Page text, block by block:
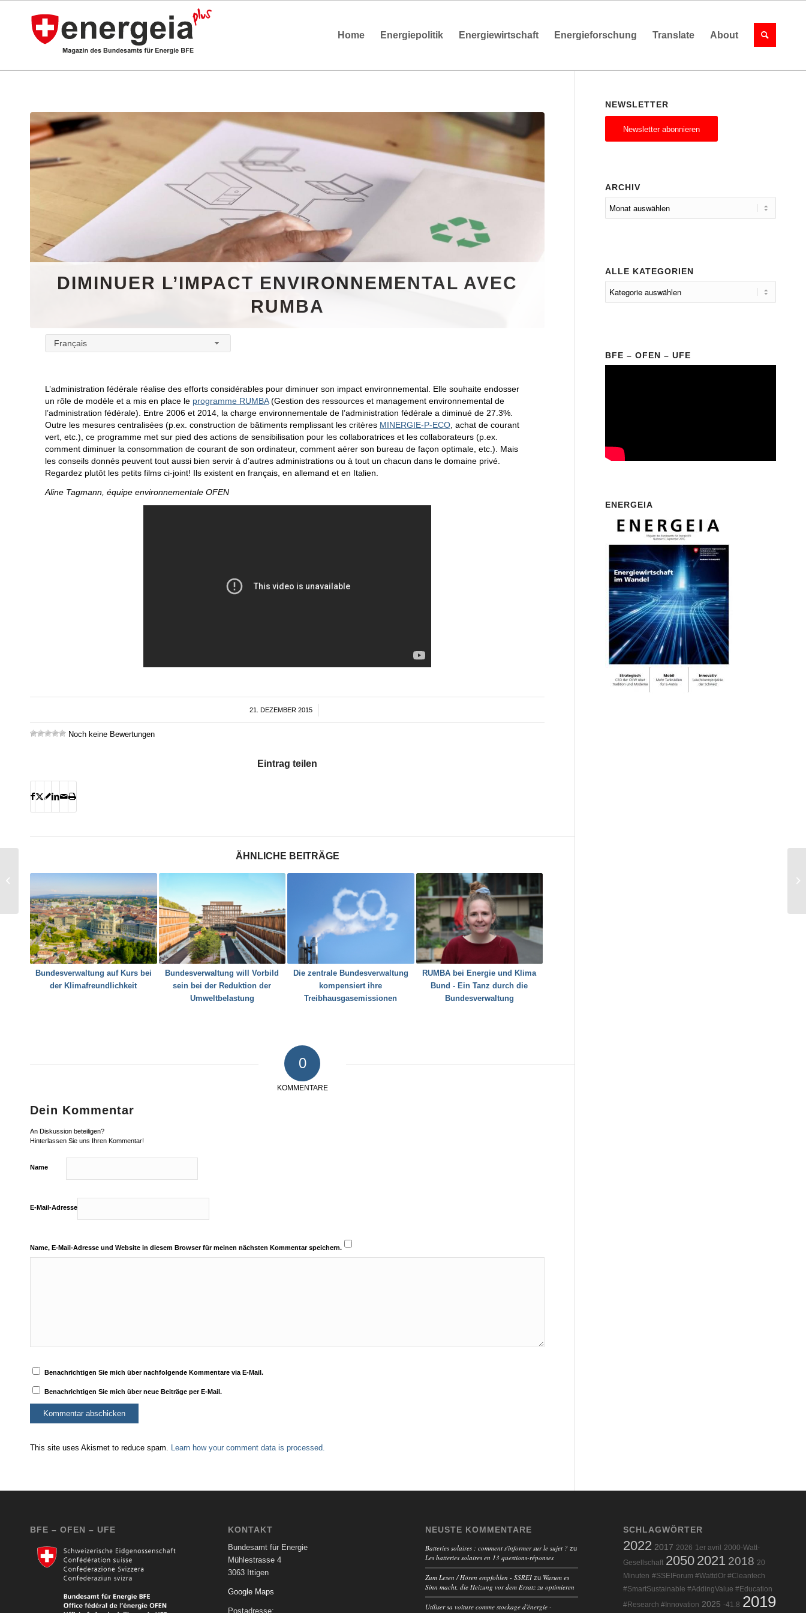
Home Energiepolitik Energiewirtschaft Energieforschung Translate About
DIMINUER L’IMPACT ENVIRONNEMENTAL AVEC
RUMBA
Français
L’administration fédérale réalise des efforts considérables pour diminuer son impact environnemental. Elle souhaite endosser
un rôle de modèle et a mis en place le programme RUMBA(Gestion des ressources et management environnemental de
l’administration fédérale). Entre 2006 et 2014, la charge environnementale de l’administration fédérale a diminué de 27.3%.
Outre les mesures centralisées (p.ex. construction de bâtiments remplissant les critères MINERGIE-P-ECO, achat de courant
vert, etc.), ce programme met sur pied des actions de sensibilisation pour les collaboratrices et les collaborateurs (p.ex.
comment diminuer la consommation de courant de son ordinateur, comment aérer son bureau de façon optimale, etc.). Mais
les conseils donnés peuvent tout aussi bien servir à d’autres administrations ou à tout un chacun dans le domaine privé.
Regardez plutôt les petits films ci-joint! Ils existent en français, en allemand et en Italien.
Aline Tagmann, équipe environnementale OFEN
21. DEZEMBER 2015
/
Noch keine Bewertungen
Eintrag teilen
ÄHNLICHE BEITRÄGE
Bundesverwaltung auf Kurs bei
der Klimafreundlichkeit
Bundesverwaltung will Vorbild
sein bei der Reduktion der
Umweltbelastung
Die zentrale Bundesverwaltung
kompensiert ihre
Treibhausgasemissionen
RUMBA bei Energie und Klima
Bund - Ein Tanz durch die
Bundesverwaltung
0
KOMMENTARE
Dein Kommentar
An Diskussion beteiligen?
Hinterlassen Sie uns Ihren Kommentar!
Name
E-Mail-Adresse
Name, E-Mail-Adresse und Website in diesem Browser für meinen nächsten Kommentar speichern.
Benachrichtigen Sie mich über nachfolgende Kommentare via E-Mail.
Benachrichtigen Sie mich über neue Beiträge per E-Mail.
This site uses Akismet to reduce spam. Learn how your comment data is processed.
NEWSLETTER
Newsletter abonnieren
ARCHIV
ALLE KATEGORIEN
BFE – OFEN – UFE
ENERGEIA
BFE – OFEN – UFE KONTAKT
Bundesamt für Energie
Mühlestrasse 4
3063 Ittigen
Google Maps
Postadresse:
NEUSTE KOMMENTARE
Batteries solaires : comment s'informer sur le sujet ? zu
Les batteries solaires en 13 questions-réponses
Zum Lesen / Hören empfohlen - SSREI zu Warum es
Sinn macht, die Heizung vor dem Ersatz zu optimieren
Utiliser sa voiture comme stockage d'énergie -
SCHLAGWÖRTER
2022 2017 2026 1er avril 2000-Watt-
Gesellschaft 2050 2021 2018 20
Minuten #SSEIForum #WattdOr #Cleantech
#SmartSustainable #AddingValue #Education
#Research #Innovation 2025 -41.8 2019
Fürchtet euch nicht vor